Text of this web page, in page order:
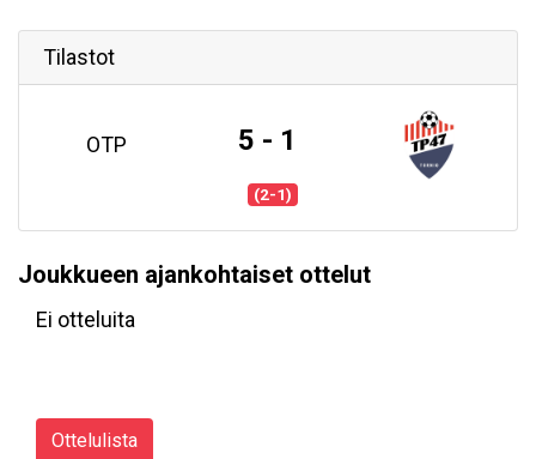
Tilastot
OTP 5 - 1
(2-1)
Joukkueen ajankohtaiset ottelut
Ei otteluita
Ottelulista